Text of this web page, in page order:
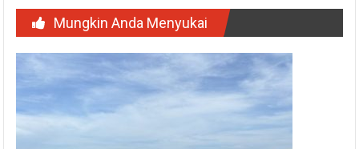
Mungkin Anda Menyukai